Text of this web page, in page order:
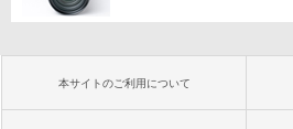
本サイトのご利用について